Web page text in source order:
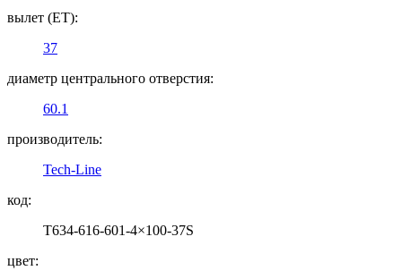
вылет (ET):
37
диаметр центрального отверстия:
60.1
производитель:
Tech-Line
код:
T634-616-601-4×100-37S
цвет: